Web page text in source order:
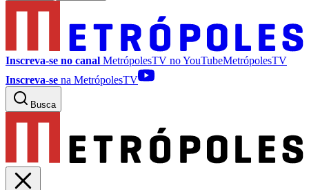
Inscreva-se no canal MetrópolesTV noYouTubeMetrópolesTV
Inscreva-se na MetrópolesTV
Busca